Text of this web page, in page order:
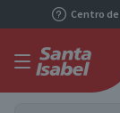
Centro de